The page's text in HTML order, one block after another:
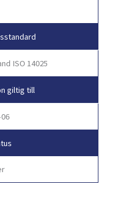
ISO 14025
giltig till